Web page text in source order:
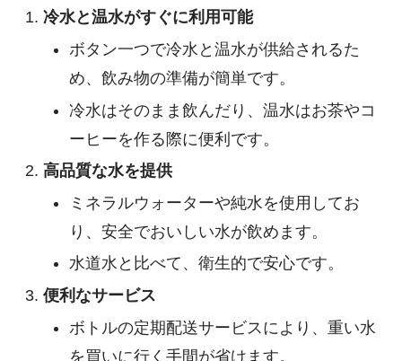
冷水と温水がすぐに利用可能
ボタン一つで冷水と温水が供給されるた
め、飲み物の準備が簡単です。
冷水はそのまま飲んだり、温水はお茶やコ
ーヒーを作る際に便利です。
高品質な水を提供
ミネラルウォーターや純水を使用してお
り、安全でおいしい水が飲めます。
水道水と比べて、衛生的で安心です。
便利なサービス
ボトルの定期配送サービスにより、重い水
を買いに行く手間が省けます。